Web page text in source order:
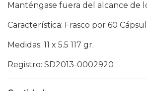
Manténgase fuera del alcance de
Característica: Frasco por 60
Medidas: 11 x 5.5 117 gr.
Registro: SD2013-0002920